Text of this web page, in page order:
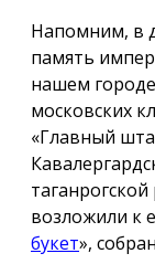
Напомним, в
память
нашем
московских
«Главный
возложили к
букет»,